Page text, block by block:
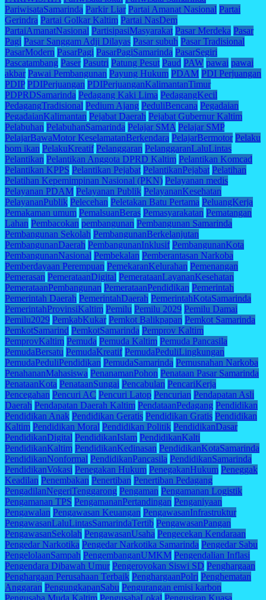
PariwisataSamarinda Parkir Liar Partai Amanat Nasional Partai
Gerindra Partai Golkar Kaltim Partai NasDem
PartaiAmanatNasional PartisipasiMasyarakat Pasar Merdeka Pasar
Pagi Pasar Sanggam Adji Dilayas Pasar subuh Pasar Tradisional
PasarModern PasarPagi PasarPagiSamarinda PasarSegiri
Pascatambang Paser Pasutri Patung Pesut Paud PAW pawai pawai
akbar Pawai Pembangunan Payung Hukum PDAM PDI Perjuangan
PDIP PDIPerjuangan PDIPerjuanganKalimantanTimur
PDPRDSamarinda Pedagang Kaki Lima PedagangKecil
PedagangTradisional Pedium Ajang PeduliBencana Pegadaian
PegadaianKalimantan Pejabat Daerah Pejabat Gubernur Kaltim
Pelabuhan PelabuhanSamarinda Pelajar SMA Pelajar SMP
PelajarBawaMotor KeselamatanBerkendara PelajarBermotor Pelaku
bom ikan PelakuKreatif Pelanggaran PelanggaranLaluLintas
Pelantikan Pelantikan Anggota DPRD Kaltim Pelantikan Komcad
Pelantikan KPPS Pelantikan Pejabat PelantikanPejabat Pelatihan
Pelatihan Kepemimpinan Nasional (PKN) Pelayanan medis
Pelayanan PDAM Pelayanan Publik PelayananKesehatan
PelayananPublik Pelecehan Peletakan Batu Pertama PeluangKerja
Pemakaman umum PemalsuanBeras Pemasyarakatan Pematangan
Lahan Pembacokan pembangunan Pembangunan Samarinda
Pembangunan Sekolah PembangunanBerkelanjutan
PembangunanDaerah PembangunanInklusif PembangunanKota
PembangunanNasional Pembekalan Pemberantasan Narkoba
Pemberdayaan Perempuan PemekaranKelurahan Pemenangan
Pemerasan PemerataanDigital PemerataanLayananKesehatan
PemerataanPembangunan PemerataanPendidikan Pemerintah
Pemerintah Daerah PemerintahDaerah PemerintahKotaSamarinda
PemerintahProvinsiKaltim Pemilu Pemilu 2029 Pemilu Damai
Pemilu2029 PemkabKukar Pemkot Balikpapan Pemkot Samarinda
PemkotSamarind PemkotSamarinda Pemprov Kaltim
PemprovKaltim Pemuda Pemuda Kaltim Pemuda Pancasila
PemudaBersatu PemudaKreatif PemudaPeduliLingkungan
PemudaPeduliPendidikan PemudaSamarinda Pemusnahan Narkoba
PenahananMahasiswa PenanamanPohon Penataan Pasar Samarinda
PenataanKota PenataanSungai Pencabulan PencariKerja
Pencegahan Pencuri AC Pencuri Latop Pencurian Pendapatan Asli
Daerah Pendapatan Daerah Kaltim PendataanPedagang Pendidikan
Pendidikan Anak Pendidikan Geratis Pendidikan Gratis Pendidikan
Kaltim Pendidikan Moral Pendidikan Politik PendidikanDasar
PendidikanDigital PendidikanIslam PendidikanKalti
PendidikanKaltim PendidikanKedinasan PendidikanKotaSamarinda
PendidikanNonformal PendidikanPancasila PendidikanSamarinda
PendidikanVokasi Penegakan Hukum PenegakanHukum Peneggak
Keadilan Penembakan Penertiban Penertiban Pedagang
PengadilanNegeriTenggarong Pengaman Pengamanan Logistik
Pengamanan TPS PengamananPertandingan Penganiyaan
Pengawalan Pengawasan Keuangan PengawasanInfrastruktur
PengawasanLaluLintasSamarindaTertib PengawasanPangan
PengawasanSekolah PengawasanUsaha Pengecekan Kendaraan
Pengedar Narkotika Pengedar Narkotika Samarinda Pengedar Sabu
PengelolaanSampah PengembanganUMKM Pengendalian Inflasi
Pengendara Dibawah Umur Pengeroyokan Siswi SD Penghargaan
Penghargaan Perusahaan Terbaik PenghargaanPolri Penghematan
Anggaran PengungkapanSabu Pengurangan emisi karbon
Pengusaha Muda Kaltim PengusahaLokal Pengusiran Kuasa